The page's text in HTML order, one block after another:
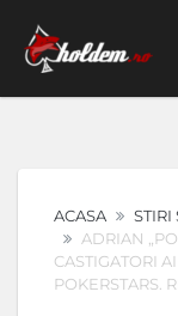
ACASA STIRI
ADRIAN
CASTIGATORI
POKERSTARS.